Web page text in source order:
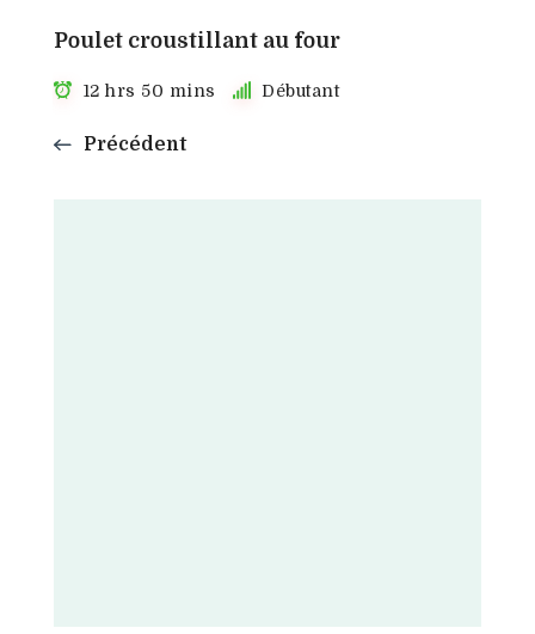
Poulet croustillant au four
12 hrs 50 mins Débutant
Précédent